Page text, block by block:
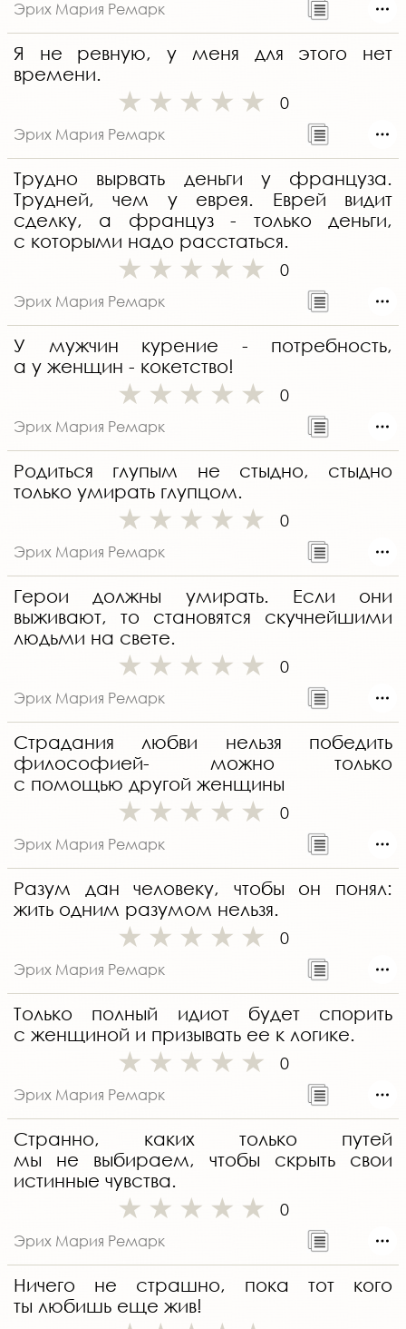
Эрих Мария Ремарк
Я не ревную, у меня для этого нет
времени.
0
Эрих Мария Ремарк
Трудно вырвать деньги у француза.
Трудней, чем у еврея. Еврей видит
сделку, а француз - только деньги,
с которыми надо расстаться.
0
Эрих Мария Ремарк
У мужчин курение - потребность,
а у женщин - кокетство!
0
Эрих Мария Ремарк
Родиться глупым не стыдно, стыдно
только умирать глупцом.
0
Эрих Мария Ремарк
Герои должны умирать. Если они
выживают, то становятся скучнейшими
людьми на свете.
0
Эрих Мария Ремарк
Страдания любви нельзя победить
философией- можно только
с помощью другой женщины
0
Эрих Мария Ремарк
Разум дан человеку, чтобы он понял:
жить одним разумом нельзя.
0
Эрих Мария Ремарк
Только полный идиот будет спорить
с женщиной и призывать ее к логике.
0
Эрих Мария Ремарк
Странно, каких только путей
мы не выбираем, чтобы скрыть свои
истинные чувства.
0
Эрих Мария Ремарк
Ничего не страшно, пока тот кого
ты любишь еще жив!